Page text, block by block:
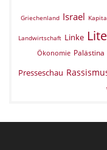
Griechenland Israel
Landwirtschaft Linke
Ökonomie Palästina
Presseschau